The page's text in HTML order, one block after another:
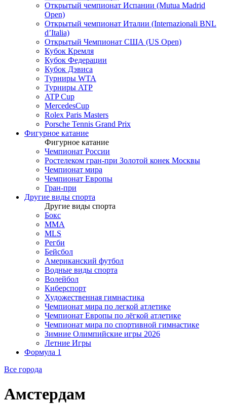
Открытый чемпионат Испании (Mutua Madrid
Open)
Открытый чемпионат Италии (Internazionali BNL
d’Italia)
Открытый Чемпионат США (US Open)
Кубок Кремля
Кубок Федерации
Кубок Дэвиса
Турниры WTA
Турниры ATP
ATP Cup
MercedesCup
Rolex Paris Masters
Porsche Tennis Grand Prix
Фигурное катание
Фигурное катание
Чемпионат России
Ростелеком гран-при Золотой конек Москвы
Чемпионат мира
Чемпионат Европы
Гран-при
Другие виды спорта
Другие виды спорта
Бокс
MMA
MLS
Регби
Бейсбол
Американский футбол
Водные виды спорта
Волейбол
Киберспорт
Художественная гимнастика
Чемпионат мира по легкой атлетике
Чемпионат Европы по лёгкой атлетике
Чемпионат мира по спортивной гимнастике
Зимние Олимпийские игры 2026
Летние Игры
Формула 1
Все города
Амстердам